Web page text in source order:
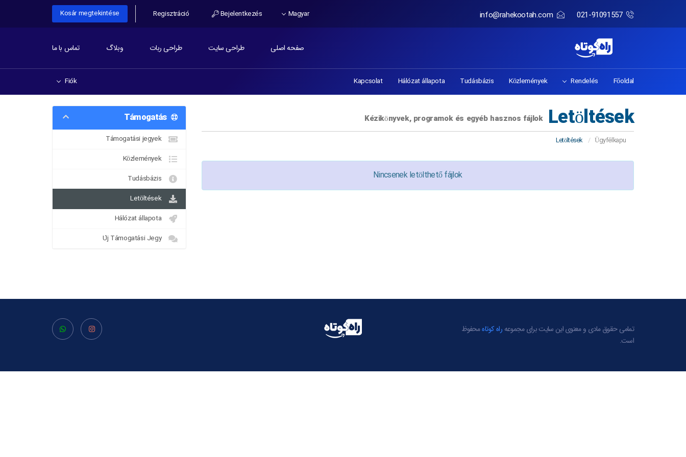
021-91091557
info@rahekootah.com
Magyar
Bejelentkezés
Regisztráció
Kosár megtekintése
صفحه اصلی طراحی سایت طراحی ربات وبلاگ تماس با ما
Főoldal
Rendelés
Közlemények
Tudásbázis
Hálózat állapota
Kapcsolat
Fiók
Letöltések
Kézikönyvek, programok és egyéb hasznos fájlok
Ügyfélkapu
Letöltések
Nincsenek letölthető fájlok
Támogatás
Támogatási jegyek
Közlemények
Letöltések
Hálózat állapota
Új Támogatási Jegy
تمامی حقوق مادی و معنوی این سایت برای مجموعه راه کوتاهمحفوظ
است.